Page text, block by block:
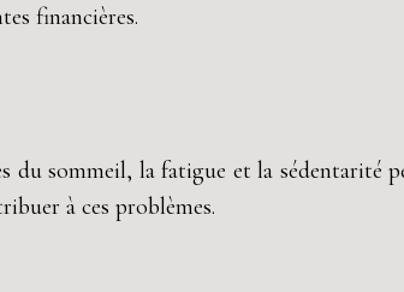
financières.
du sommeil, la fatigue et la sédentarité
à ces problèmes.